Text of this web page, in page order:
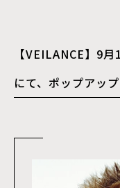
【VEILANCE】9
にて、ポップアッ